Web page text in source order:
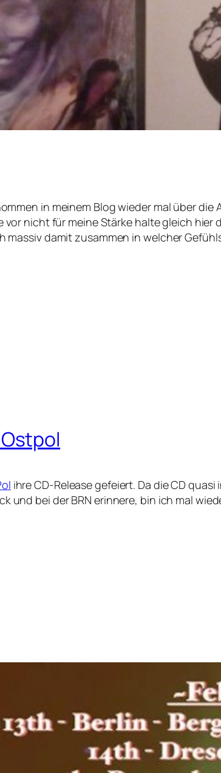
in meinem Blog wieder mal über
nicht für meine Stärke halte gleich
damit zusammen in welcher
ihre CD-Release gefeiert. Da die CD quasi
und bei der BRN erinnere, bin ich mal